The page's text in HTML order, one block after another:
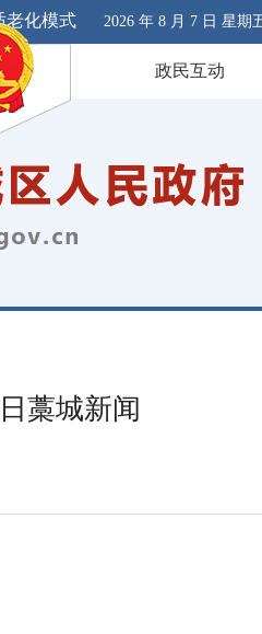
老化模式 2026 年 8 月 7 日 星期
政民互动
藁城新闻